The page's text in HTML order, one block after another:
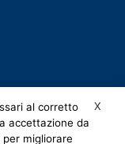
X
al corretto
accettazione da
per migliorare